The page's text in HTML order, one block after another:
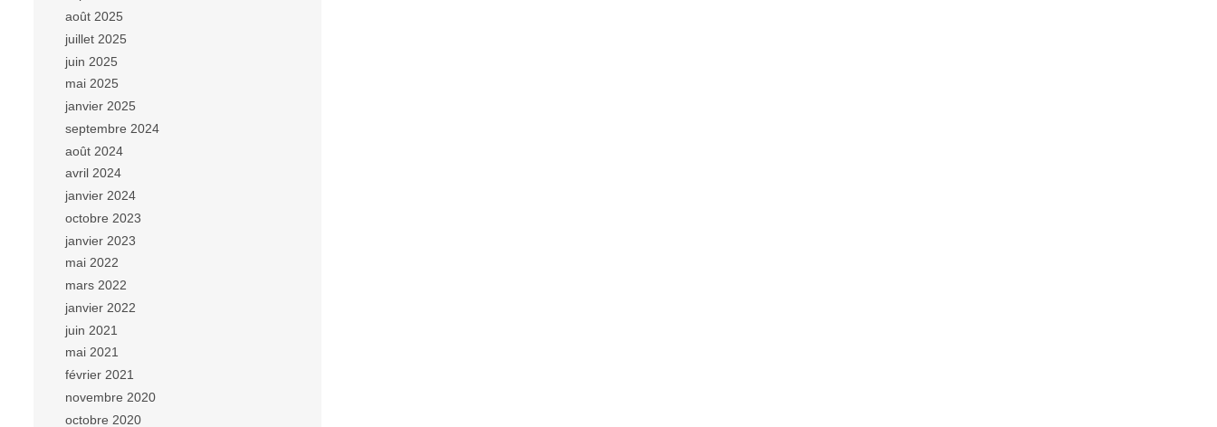
août 2025
juillet 2025
juin 2025
mai 2025
janvier 2025
septembre 2024
août 2024
avril 2024
janvier 2024
octobre 2023
janvier 2023
mai 2022
mars 2022
janvier 2022
juin 2021
mai 2021
février 2021
novembre 2020
octobre 2020